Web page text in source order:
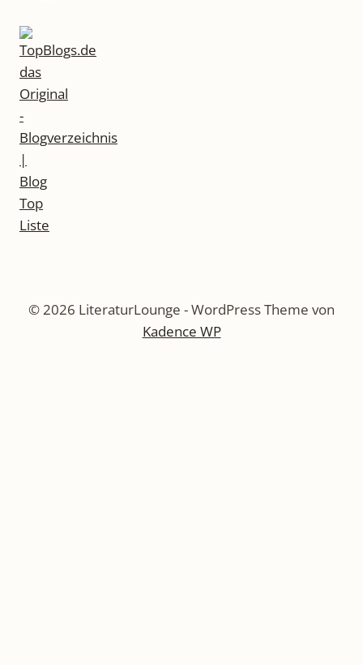
© 2026 LiteraturLounge - WordPress Theme von
Kadence WP